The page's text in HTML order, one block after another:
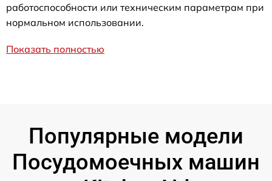
работоспособности или техническим параметрам при
нормальном использовании.
Показать полностью
Популярные модели
Посудомоечных машин